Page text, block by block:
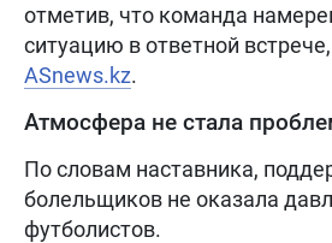
отметив, что команда
ситуацию в ответной
ASnews.kz.
Атмосфера не стала
По словам наставника,
болельщиков не оказала
футболистов.